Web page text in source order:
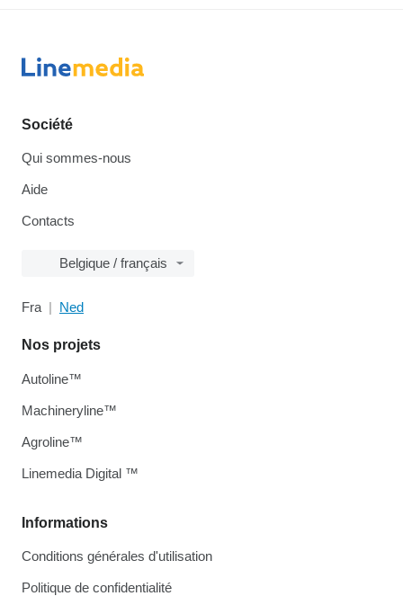
Société
Qui sommes-nous
Aide
Contacts
Belgique / français
Fra Ned
Informations
Conditions générales d'utilisation
Politique de confidentialité
Nos projets
Autoline™
Machineryline™
Agroline™
Linemedia Digital ™